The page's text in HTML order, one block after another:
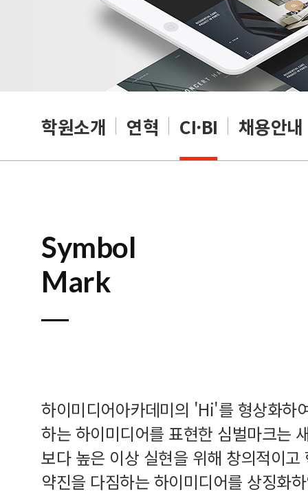
학원소개 연혁 CI·BI 채용안내
Symbol
Mark
하이미디어아카데미의 'Hi'를 형상화하
하는 하이미디어를 표현한 심벌마크는
보다 높은 이상 실현을 위해 창의적이
약진을 다짐하는 하이미디어를 상징화